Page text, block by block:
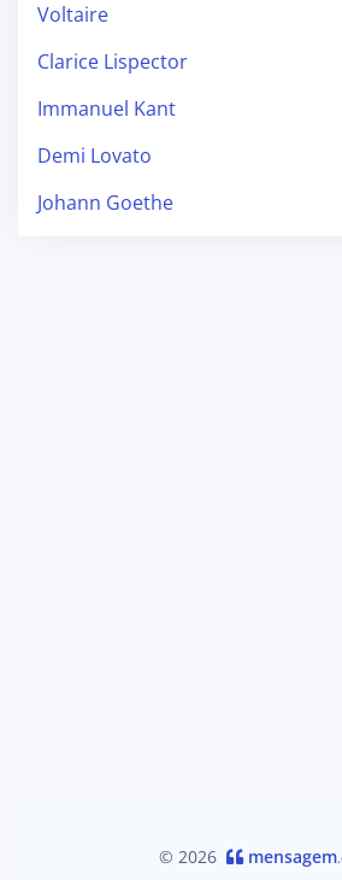
Voltaire
Clarice Lispector
Immanuel Kant
Demi Lovato
Johann Goethe
© 2026 mensagem